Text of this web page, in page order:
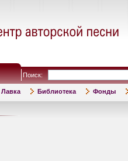
Поиск:
Лавка Библиотека Фонды